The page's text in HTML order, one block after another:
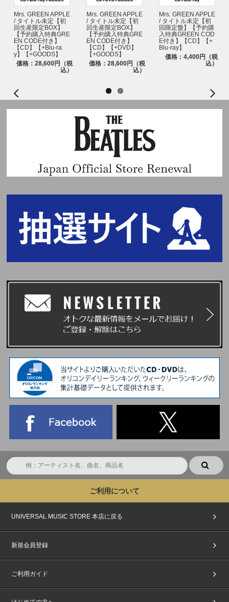
Mrs. GREEN APPLE
/ タイトル未定【初
回生産限定BOX】
【予約購入特典GRE
EN CODE付き】
【CD】【+Blu-ra
y】【+GOODS】
価格：28,600円（税
込）
Mrs. GREEN APPLE
/ タイトル未定【初
回生産限定BOX】
【予約購入特典GRE
EN CODE付き】
【CD】【+DVD】
【+GOODS】
価格：28,600円（税
込）
Mrs. GREEN APPLE
/ タイトル未定【初
回限定盤】【予約購
入特典GREEN COD
E付き】【CD】【+
Blu-ray】
価格：4,400円（税
込）
ご利用について
UNIVERSAL MUSIC STORE 本店に戻る
新規会員登録
ご利用ガイド